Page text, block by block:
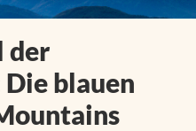
der
blauen